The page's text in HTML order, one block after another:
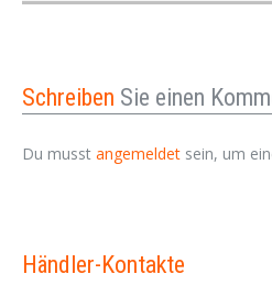
Schreiben Sie einen
Du musst angemeldet sein, um
Händler-Kontakte